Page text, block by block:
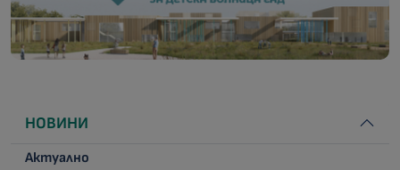
НОВИНИ
Актуално